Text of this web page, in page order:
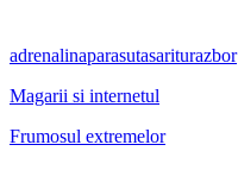
adrenalinaparasutasariturazbor
Magarii si internetul
Frumosul extremelor